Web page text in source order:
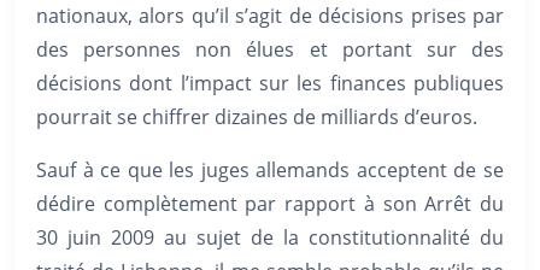
nationaux, alors qu’il s’agit de décisions prises par
des personnes non élues et portant sur des
décisions dont l’impact sur les finances publiques
pourrait se chiffrer dizaines de milliards d’euros.
Sauf à ce que les juges allemands acceptent de se
dédire complètement par rapport à son Arrêt du
30 juin 2009 au sujet de la constitutionnalité du